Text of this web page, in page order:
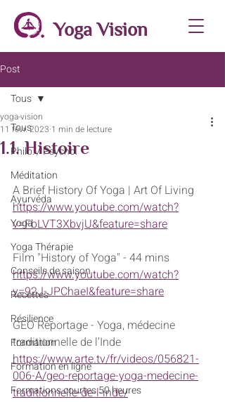
Yoga Vision
Post
Tous
Philo. / Psycho.
Méditation
Ayurvéda
Yoga
Yoga Thérapie
Conseils de saison
Recettes
Résilience
Formation
Formation en ligne
Formations courtes 50 heures
Tous
1.1. Histoire
yoga-vision
11 févr. 2023 1 min de lecture
A Brief History Of Yoga | Art Of Living
https://www.youtube.com/watch?
v=FbLVT3XbvjU&feature=share
Film "History of Yoga" - 44 mins
https://www.youtube.com/watch?
v=92J-JPChaeI&feature=share
GEO Reportage - Yoga, médecine
traditionnelle de l’Inde
https://www.arte.tv/fr/videos/056821-
006-A/geo-reportage-yoga-medecine-
traditionnelle-de-l-inde/